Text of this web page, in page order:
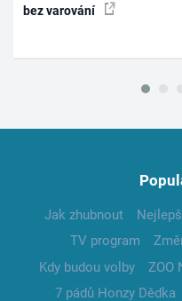
bez varování
Jak zhubnout
TV program
Kdy budou volby
ZOO
7 pádů Honzy Dědka